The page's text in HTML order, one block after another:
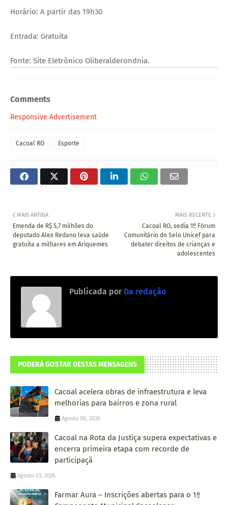
Horário: A partir das 19h30
Entrada: Gratuita
Fonte: Site Eletrônico Oliberalderondnia.
Comments
Responsive Advertisement
Cacoal RO Esporte
MAIS RECENTE
Cacoal RO, sedia 1º Fórum
Comunitário do Selo Unicef para
debater direitos de crianças e
adolescentes
MAIS ANTIGA
Emenda de R$ 5,7 milhões do
deputado Alex Redano leva saúde
gratuita a milhares em Ariquemes
Publicada por Da redação
PODERÁ GOSTAR DESTAS MENSAGENS
Cacoal acelera obras de infraestrutura e leva
melhorias para bairros e zona rural
Agosto 06, 2026
Cacoal na Rota da Justiça supera expectativas e
encerra primeira etapa com recorde de
participaçã
Agosto 03, 2026
Farmar Aura – Inscrições abertas para o 1º